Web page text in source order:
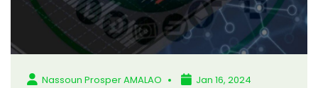
Nassoun Prosper AMALAO Jan 16, 2024